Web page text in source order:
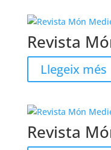
Revista
Llegeix més
Revista